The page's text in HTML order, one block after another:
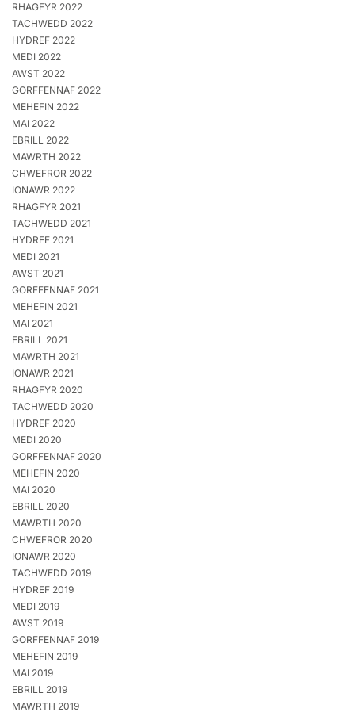
RHAGFYR 2022
TACHWEDD 2022
HYDREF 2022
MEDI 2022
AWST 2022
GORFFENNAF 2022
MEHEFIN 2022
MAI 2022
EBRILL 2022
MAWRTH 2022
CHWEFROR 2022
IONAWR 2022
RHAGFYR 2021
TACHWEDD 2021
HYDREF 2021
MEDI 2021
AWST 2021
GORFFENNAF 2021
MEHEFIN 2021
MAI 2021
EBRILL 2021
MAWRTH 2021
IONAWR 2021
RHAGFYR 2020
TACHWEDD 2020
HYDREF 2020
MEDI 2020
GORFFENNAF 2020
MEHEFIN 2020
MAI 2020
EBRILL 2020
MAWRTH 2020
CHWEFROR 2020
IONAWR 2020
TACHWEDD 2019
HYDREF 2019
MEDI 2019
AWST 2019
GORFFENNAF 2019
MEHEFIN 2019
MAI 2019
EBRILL 2019
MAWRTH 2019